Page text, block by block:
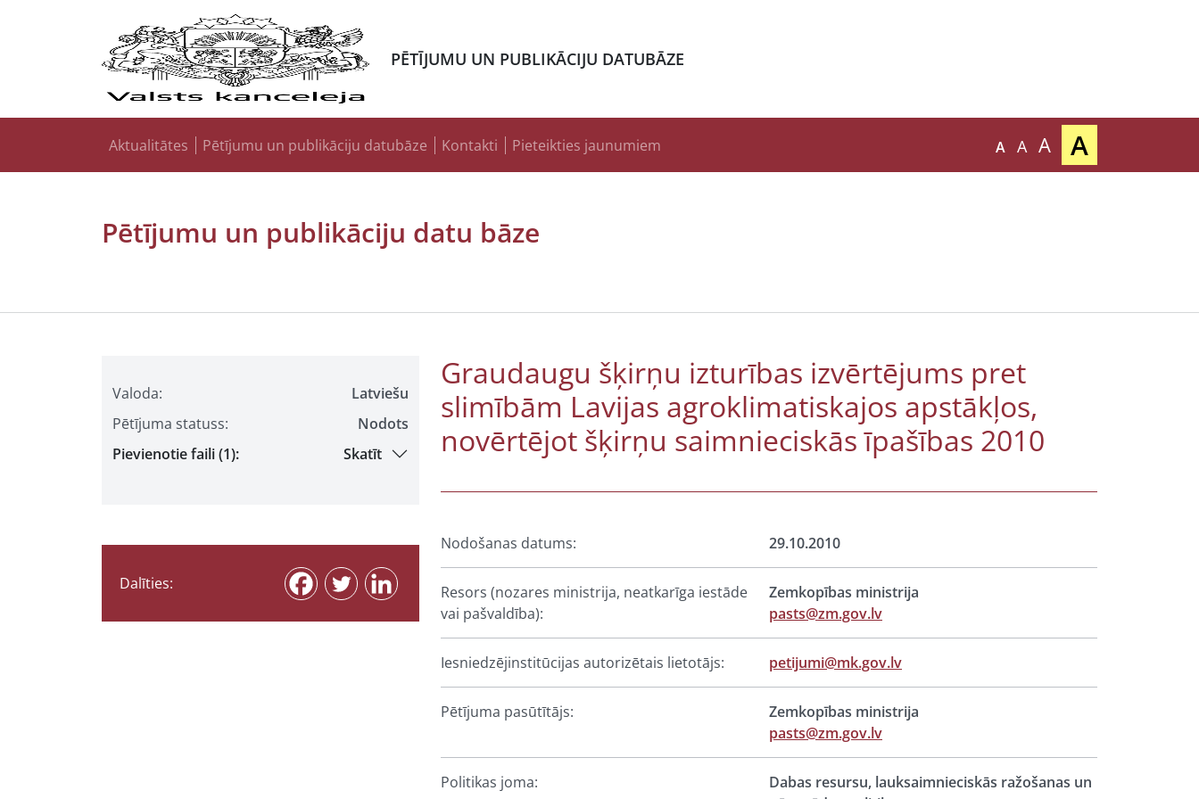
PĒTĪJUMU UN PUBLIKĀCIJU DATUBĀZE
Aktualitātes Pētījumu un publikāciju datubāze Kontakti Pieteikties jaunumiem A A A A
Pētījumu un publikāciju datu bāze
Valoda:
Latviešu
Pētījuma statuss:
Nodots
Pievienotie faili (1):
Skatīt
Dalīties:
Graudaugu šķirņu izturības izvērtējums pret
slimībām Lavijas agroklimatiskajos apstākļos,
novērtējot šķirņu saimnieciskās īpašības 2010
Nodošanas datums: 29.10.2010
Resors (nozares ministrija, neatkarīga iestāde
vai pašvaldība):
Zemkopības ministrija
pasts@zm.gov.lv
Iesniedzējinstitūcijas autorizētais lietotājs: petijumi@mk.gov.lv
Pētījuma pasūtītājs:
Zemkopības ministrija
pasts@zm.gov.lv
Politikas joma:
Dabas resursu, lauksaimnieciskās ražošanas un